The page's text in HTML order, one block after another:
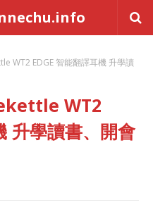
WT2 EDGE 智能翻譯耳機 升學讀
WT2
升學讀書、開會